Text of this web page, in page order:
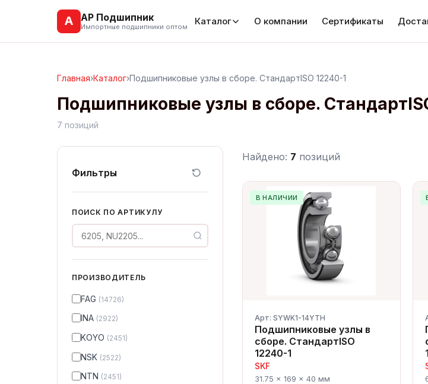
А АР Подшипник
Импортные подшипники оптом Каталог О компании Сертификаты
Главная›Каталог›Подшипниковые узлы в сборе. СтандартISO 12240-1
Подшипниковые узлы в сборе.
7 позиций
Фильтры
ПОИСК ПО АРТИКУЛУ
ПРОИЗВОДИТЕЛЬ
FAG (14726)
INA (2922)
KOYO (2451)
NSK (2522)
NTN (2451)
Найдено: 7 позиций
В НАЛИЧИИ
Арт: SYWK1-14YTH
Подшипниковые узлы в
сборе. СтандартISO
12240-1
SKF
31.75 × 169 × 40 мм